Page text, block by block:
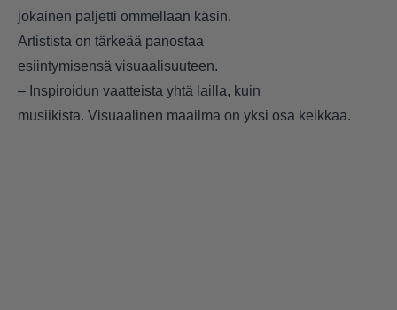
jokainen paljetti ommellaan käsin.
Artistista on tärkeää panostaa
esiintymisensä visuaalisuuteen.
– Inspiroidun vaatteista yhtä lailla, kuin
musiikista. Visuaalinen maailma on yksi osa keikkaa.